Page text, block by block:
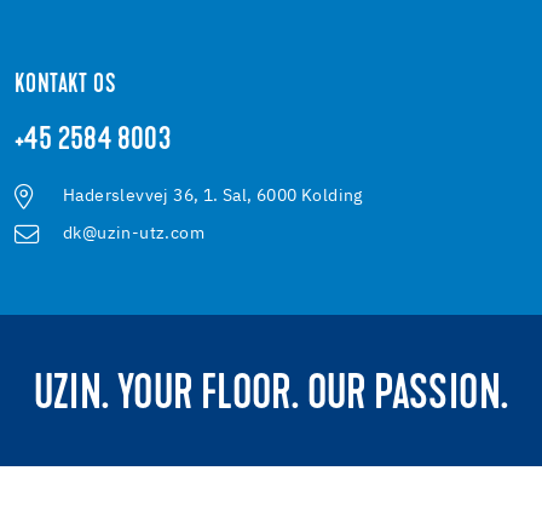
KONTAKT OS
+45 2584 8003
Haderslevvej 36, 1. Sal, 6000 Kolding
dk@uzin-utz.com
UZIN. YOUR FLOOR. OUR PASSION.